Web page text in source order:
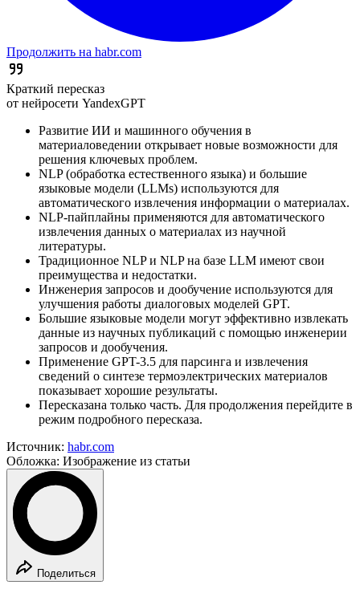
Продолжить на habr.com
Краткий пересказ
от нейросети YandexGPT
Развитие ИИ и машинного обучения в
материаловедении открывает новые возможности для
решения ключевых проблем.
NLP (обработка естественного языка) и большие
языковые модели (LLMs) используются для
автоматического извлечения информации о материалах.
NLP-пайплайны применяются для автоматического
извлечения данных о материалах из научной
литературы.
Традиционное NLP и NLP на базе LLM имеют свои
преимущества и недостатки.
Инженерия запросов и дообучение используются для
улучшения работы диалоговых моделей GPT.
Большие языковые модели могут эффективно извлекать
данные из научных публикаций с помощью инженерии
запросов и дообучения.
Применение GPT-3.5 для парсинга и извлечения
сведений о синтезе термоэлектрических материалов
показывает хорошие результаты.
Пересказана только часть. Для продолжения перейдите в
режим подробного пересказа.
Источник: habr.com
Обложка: Изображение из статьи
Поделиться